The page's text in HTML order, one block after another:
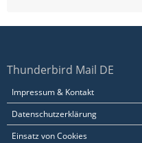
Thunderbird Mail DE
Impressum & Kontakt
Datenschutzerklärung
Einsatz von Cookies